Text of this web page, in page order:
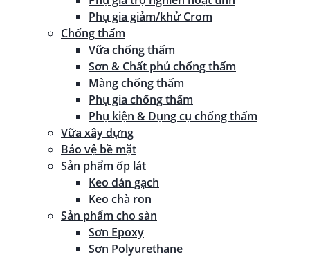
Phụ gia giảm/khử Crom
Chống thấm
Vữa chống thấm
Sơn & Chất phủ chống thấm
Màng chống thấm
Phụ gia chống thấm
Phụ kiện & Dụng cụ chống thấm
Vữa xây dựng
Bảo vệ bề mặt
Sản phẩm ốp lát
Keo dán gạch
Keo chà ron
Sản phẩm cho sàn
Sơn Epoxy
Sơn Polyurethane